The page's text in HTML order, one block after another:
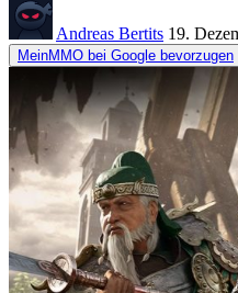
Andreas Bertits 19.
MeinMMO bei Google bevorzugen